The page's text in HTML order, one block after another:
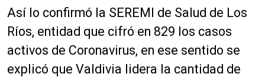
Así lo confirmó la SEREMI de Salud de Los
Ríos, entidad que cifró en 829 los casos
activos de Coronavirus, en ese sentido se
explicó que Valdivia lidera la cantidad de